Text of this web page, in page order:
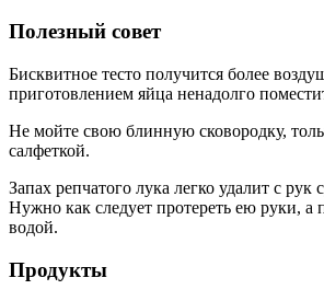
Полезный совет
Бисквитное тесто получится более
приготовлением яйца ненадолго
Не мойте свою блинную сковородку,
салфеткой.
Запах репчатого лука легко удалит с рук
Нужно как следует протереть ею руки, а
водой.
Продукты